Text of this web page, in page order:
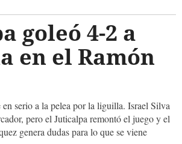
goleó 4-2 a
en el Ramón
en serio a la pelea por la liguilla. Israel Silva
pero el Juticalpa remontó el juego y el
genera dudas para lo que se viene